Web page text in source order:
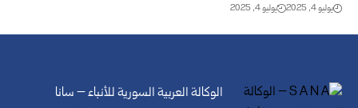
يوليو 4, 2025 يوليو 4, 2025
الوكالة العربية السورية للأنباء – سانا